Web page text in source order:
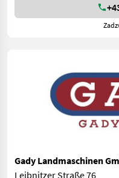
Gady Landmaschinen
Leibnitzer Straße 76